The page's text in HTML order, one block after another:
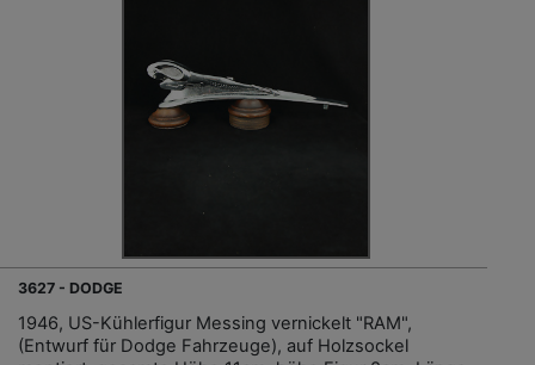
3627 - DODGE
1946, US-Kühlerfigur Messing vernickelt "RAM",
(Entwurf für Dodge Fahrzeuge), auf Holzsockel